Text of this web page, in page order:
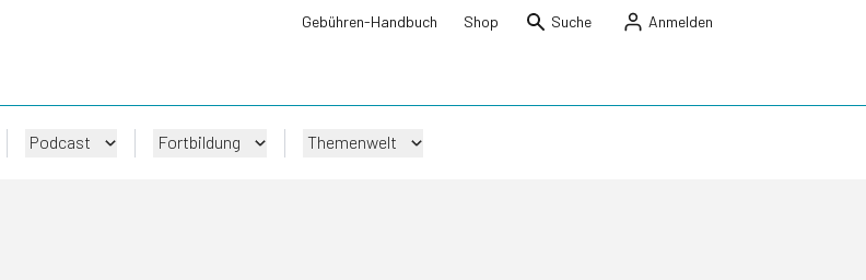
Gebühren-Handbuch Shop Suche Anmelden
Podcast Fortbildung Themenwelt